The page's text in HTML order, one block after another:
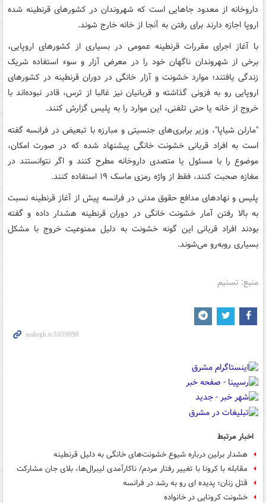
داروخانه از معدود جاهایی است که شهروندان در کشورهای قرنطینه شده
اروپا اجازه دارند برای رفتن به آنجا از خانه خارج شوند.
با آغاز اجرای مقررات قرنطینه عمومی در بسیاری از کشورهای اروپایی،
برخی از شهروندان ناگهان خود را در معرض آزار و سوء استفاده شریک
زندگی یافتند؛ موارد خشونت و آزار خانگی در دوران قرنطینه در کشورهای
اروپایی رو به فزونی گذاشته و قربانیان نیز غالبا از ترس، قادر نبوده‌اند با
خروج از خانه یا حتی تلفنی، این موارد را به پلیس گزارش کنند.
"مارلن شیاپا"، وزیر برابری‌های جنسیتی و مبارزه با تبعیض در فرانسه گفته
است به افراد قربانی خشونت خانگی پیشنهاد شده که در صورت امکان،
موضوع را با مسئول یا متصدی داروخانه مطرح کنند و اگر نتوانستند در
مغازه صحبت کنند، فقط از واژه رمزی ماسک ۱۹ استفاده کنند.
پلیس و نهادهای مدافع حقوق مدنی در فرانسه پیش از آغاز قرنطینه نسبت
به بالا رفتن آمار خشونت خانگی در دوران قرنطینه هشدار داده و گفته
بودند افراد قربانی این گونه خشونت به دلیل ممنوعیت خروج با مشکل
بسیاری روبه‌رو می‌شوند.
منبع: تسنیم
اخبار مرتبط
هشدار برلین درباره شیوع خشونت‌های خانگی به دلیل قرنطینه
مقابله با کرونا با تغییر رفتار مردم/ ناکارآمدی لیبرال‌ها، بلای جان مشارکت
قتل زنان؛ پدیده ای رو به رشد در فرانسه
خشونت کرونایی در خانواده